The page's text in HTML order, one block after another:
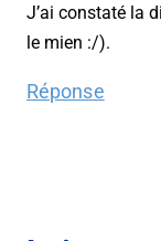
J’ai constaté la
le mien :/).
Réponse